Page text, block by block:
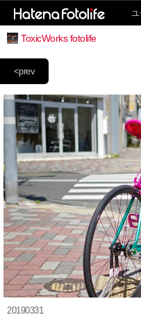
ToxicWorks fotolife
<prev
20190331